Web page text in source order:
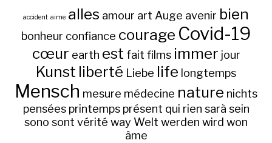
accident aime alles amour art Auge avenir bien
bonheur confiance courage Covid-19
cœur earth est fait films immer jour
Kunst liberté Liebe life longtemps
Mensch mesure médecine nature nichts
pensées printemps présent qui rien sarà sein
sono sont vérité way Welt werden wird won
âme